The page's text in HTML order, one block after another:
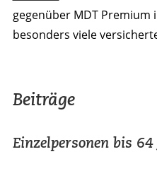
gegenüber MDT
besonders viele
Beiträge
Einzelpersonen bis 64